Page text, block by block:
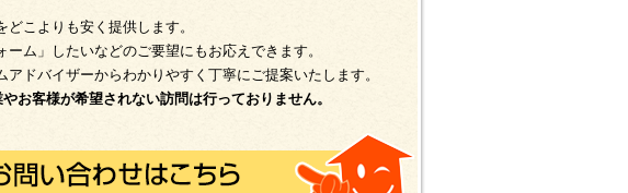
こよりも安く提供します。
ム」したいなどのご要望にもお応えできます。
ドバイザーからわかりやすく丁寧にご提案いたします。
お客様が希望されない訪問は行っておりません。